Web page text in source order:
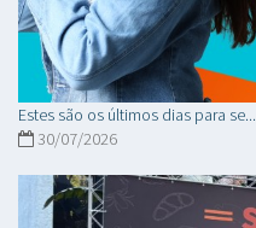
Estes são os últimos dias para se...
30/07/2026